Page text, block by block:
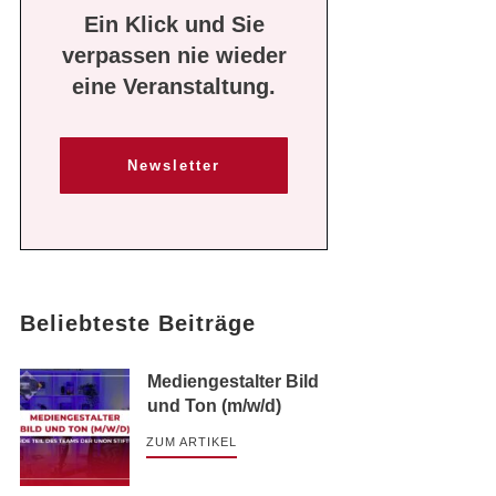
Ein Klick und Sie
verpassen nie wieder
eine Veranstaltung.
Newsletter
Beliebteste Beiträge
Mediengestalter Bild
und Ton (m/w/d)
ZUM ARTIKEL